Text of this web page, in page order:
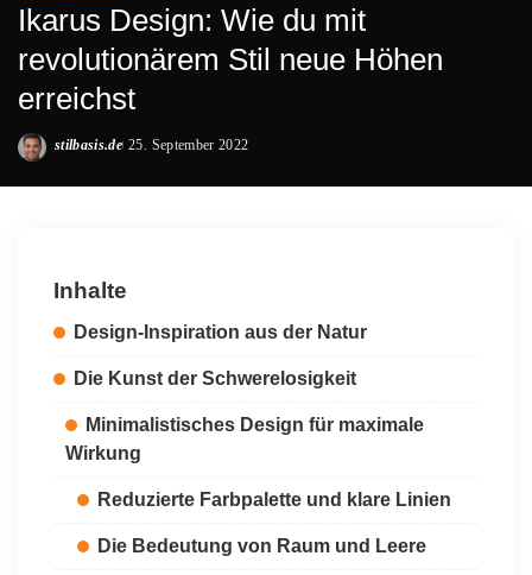
Ikarus Design: Wie du mit
revolutionärem Stil neue Höhen
erreichst
Posted
stilbasis.de 25. September 2022
Inhalte
Design-Inspiration aus der Natur
Die Kunst der Schwerelosigkeit
Minimalistisches Design für maximale
Wirkung
Reduzierte Farbpalette und klare Linien
Die Bedeutung von Raum und Leere